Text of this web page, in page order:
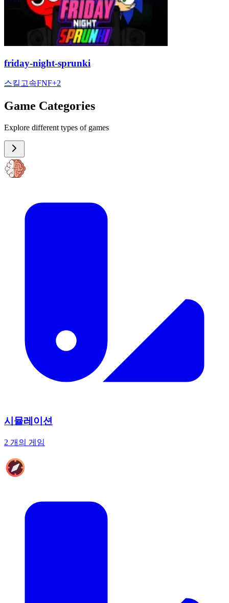
friday-night-sprunki
스킬고속FNF+2
Game Categories
Explore different types of games
시뮬레이션
2 개의 게임